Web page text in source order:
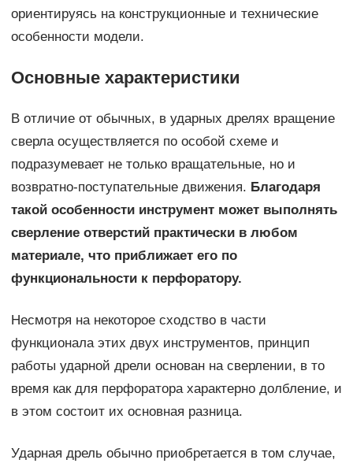
ориентируясь на конструкционные и технические
особенности модели.
Основные характеристики
В отличие от обычных, в ударных дрелях вращение
сверла осуществляется по особой схеме и
подразумевает не только вращательные, но и
возвратно-поступательные движения. Благодаря
такой особенности инструмент может выполнять
сверление отверстий практически в любом
материале, что приближает его по
функциональности к перфоратору.
Несмотря на некоторое сходство в части
функционала этих двух инструментов, принцип
работы ударной дрели основан на сверлении, в то
время как для перфоратора характерно долбление, и
в этом состоит их основная разница.
Ударная дрель обычно приобретается в том случае,